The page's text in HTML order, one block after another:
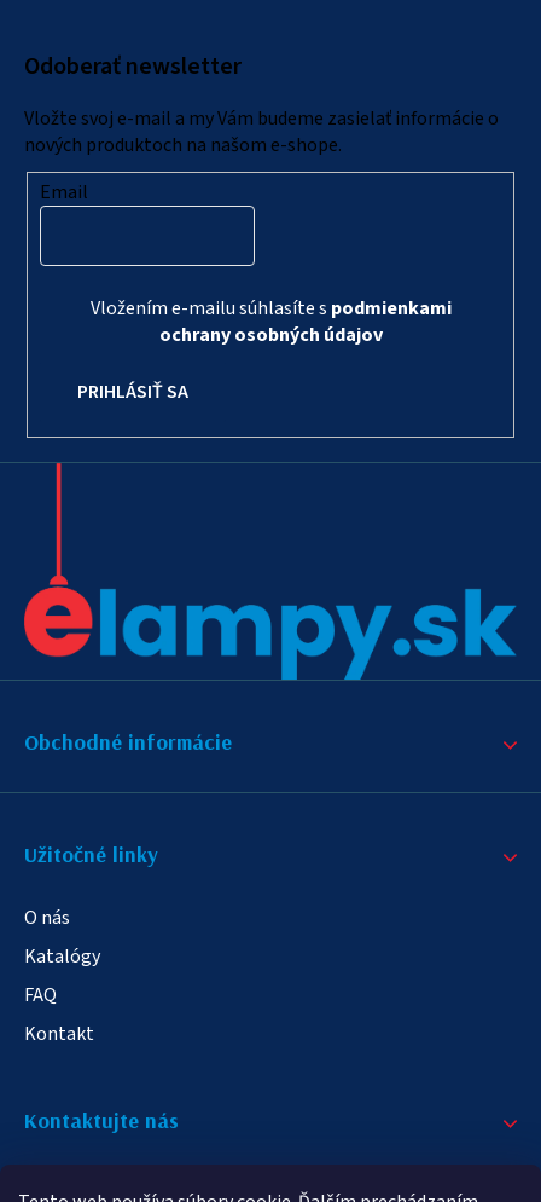
Odoberať newsletter
Vložte svoj e-mail a my Vám budeme zasielať informácie o
nových produktoch na našom e-shope.
Email
Vložením e-mailu súhlasíte s podmienkami
ochrany osobných údajov
PRIHLÁSIŤ SA
Obchodné informácie
Užitočné linky
O nás
Katalógy
FAQ
Kontakt
Kontaktujte nás